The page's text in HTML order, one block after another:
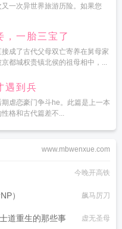
一次异世界旅游历险。如果您
，一胎三宝了
成了古代父母双亡寄养在舅母家
都城权贵镇北侯的祖母相中，...
遇到兵
虐恋豪门争斗he。此篇是上一本
格和古代篇差不...
www.mbwenxue.com
今晚开高铁
） 飙马厉刀
道重生的那些事 虚无圣母